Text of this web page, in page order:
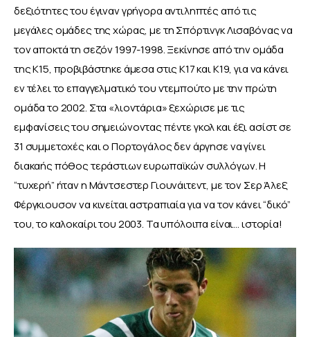
δεξιότητες του έγιναν γρήγορα αντιληπτές από τις
μεγάλες ομάδες της χώρας, με τη Σπόρτινγκ Λισαβόνας να
τον αποκτά τη σεζόν 1997-1998. Ξεκίνησε από την ομάδα
της Κ15, προβιβάστηκε άμεσα στις Κ17 και Κ19, για να κάνει
εν τέλει το επαγγελματικό του ντεμπούτο με την πρώτη
ομάδα το 2002. Στα «λιοντάρια» ξεχώρισε με τις
εμφανίσεις του σημειώνοντας πέντε γκολ και έξι ασίστ σε
31 συμμετοχές και ο Πορτογάλος δεν άργησε να γίνει
διακαής πόθος τεράστιων ευρωπαϊκών συλλόγων. Η
“τυχερή” ήταν η Μάντσεστερ Γιουνάιτεντ, με τον Σερ Άλεξ
Φέργκιουσον να κινείται αστραπιαία για να τον κάνει “δικό”
του, το καλοκαίρι του 2003. Τα υπόλοιπα είναι… ιστορία!